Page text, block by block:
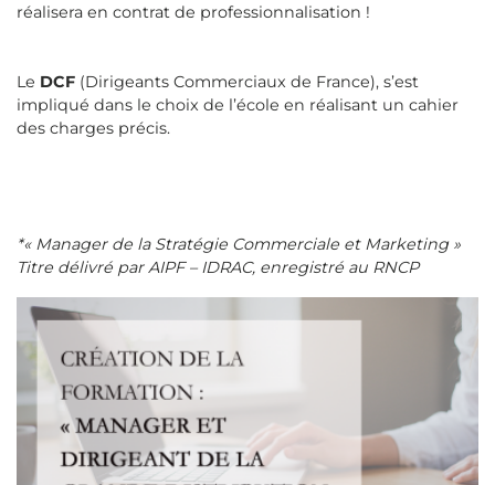
réalisera en contrat de professionnalisation !
Le DCF (Dirigeants Commerciaux de France), s’est
impliqué dans le choix de l’école en réalisant un cahier
des charges précis.
*« Manager de la Stratégie Commerciale et Marketing »
Titre délivré par AIPF – IDRAC, enregistré au RNCP